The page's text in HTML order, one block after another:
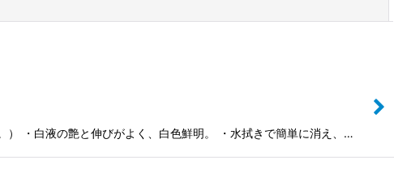
白液の艶と伸びがよく、白色鮮明。 ・水拭きで簡単に消え、…